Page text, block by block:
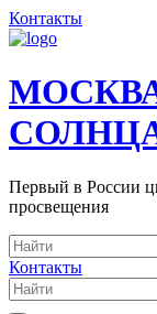
Контакты
Первый в России
просвещения
Контакты